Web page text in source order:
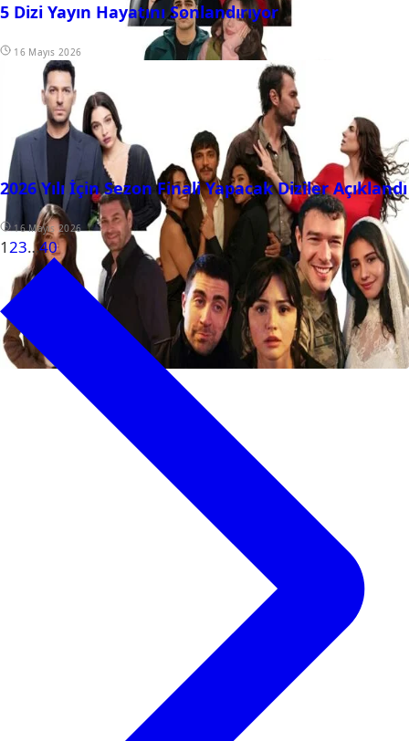
5 Dizi Yayın Hayatını Sonlandırıyor
16 Mayıs 2026
2026 Yılı İçin Sezon Finali Yapacak Diziler Açıklandı
16 Mayıs 2026
123…40